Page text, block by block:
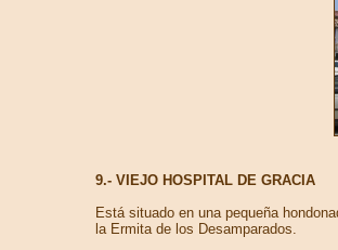
9.- VIEJO HOSPITAL DE GRACIA
Está situado en una pequeña
la Ermita de los Desamparados.